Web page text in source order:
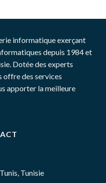
informatique exerçant
depuis 1984 et
Dotée des experts
offre des services
apporter la meilleure
Tunisie